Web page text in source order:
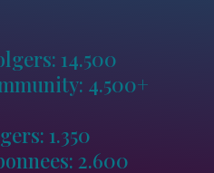
14.500
4.500+
1.350
2.600